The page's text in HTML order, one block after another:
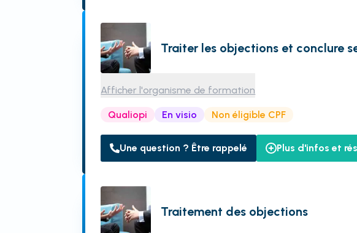
Traiter les objections et conclure
Afficher l'organisme de formation
Qualiopi En visio Non éligible CPF
Une question ? Être rappelé Plus d'infos et
Traitement des objections